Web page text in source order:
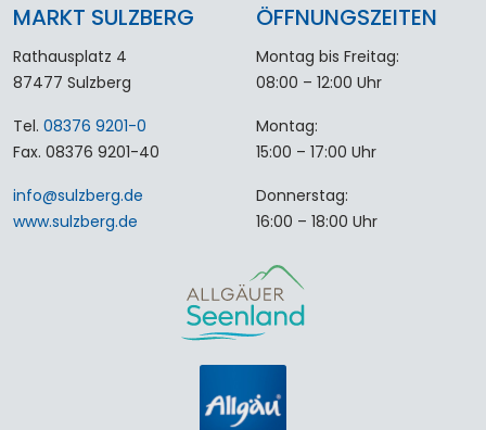
MARKT SULZBERG
Rathausplatz 4
87477 Sulzberg
Tel. 08376 9201-0
Fax. 08376 9201-40
info@sulzberg.de
www.sulzberg.de
ÖFFNUNGSZEITEN
Montag bis Freitag:
08:00 – 12:00 Uhr
Montag:
15:00 – 17:00 Uhr
Donnerstag:
16:00 – 18:00 Uhr